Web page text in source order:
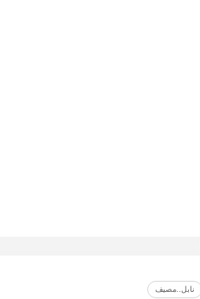
نابل..مصيف